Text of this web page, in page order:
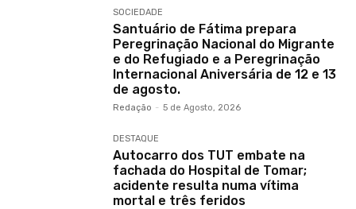
SOCIEDADE
Santuário de Fátima prepara
Peregrinação Nacional do Migrante
e do Refugiado e a Peregrinação
Internacional Aniversária de 12 e 13
de agosto.
Redação - 5 de Agosto, 2026
DESTAQUE
Autocarro dos TUT embate na
fachada do Hospital de Tomar;
acidente resulta numa vítima
mortal e três feridos